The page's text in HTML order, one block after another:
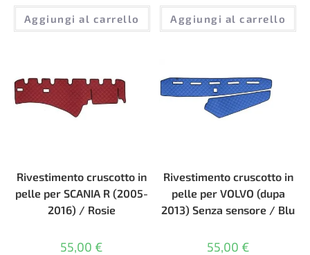
Aggiungi al carrello Aggiungi al carrello
Rivestimento cruscotto in
pelle per SCANIA R (2005-
2016) / Rosie
55,00 €
Rivestimento cruscotto in
pelle per VOLVO (dupa
2013) Senza sensore / Blu
55,00 €